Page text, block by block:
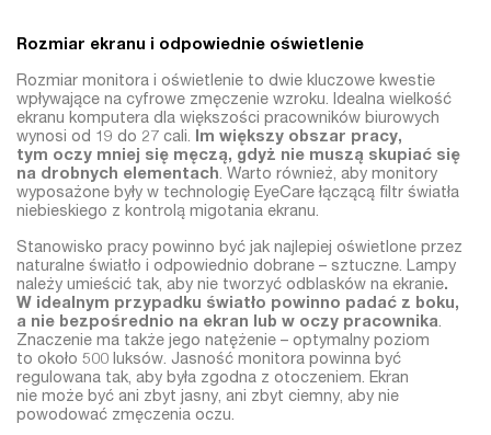
Rozmiar ekranu i odpowiednie oświetlenie
Rozmiar monitora i oświetlenie to dwie kluczowe kwestie
wpływające na cyfrowe zmęczenie wzroku. Idealna wielkość
ekranu komputera dla większości pracowników biurowych
wynosi od 19 do 27 cali. Im większy obszar pracy,
tym oczy mniej się męczą, gdyż nie muszą skupiać się
na drobnych elementach. Warto również, aby monitory
wyposażone były w technologię EyeCare łączącą filtr światła
niebieskiego z kontrolą migotania ekranu.
Stanowisko pracy powinno być jak najlepiej oświetlone przez
naturalne światło i odpowiednio dobrane – sztuczne. Lampy
należy umieścić tak, aby nie tworzyć odblasków na ekranie.
W idealnym przypadku światło powinno padać z boku,
a nie bezpośrednio na ekran lub w oczy pracownika.
Znaczenie ma także jego natężenie – optymalny poziom
to około 500 luksów. Jasność monitora powinna być
regulowana tak, aby była zgodna z otoczeniem. Ekran
nie może być ani zbyt jasny, ani zbyt ciemny, aby nie
powodować zmęczenia oczu.